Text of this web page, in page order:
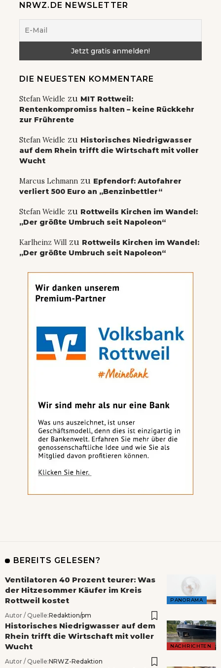
NRWZ.DE NEWSLETTER
DIE NEUESTEN KOMMENTARE
Stefan Weidle zu MIT Rottweil:
Rentenkompromiss halten – keine Rückkehr
zur Frührente
Stefan Weidle zu Historisches Niedrigwasser
auf dem Rhein trifft die Wirtschaft mit voller
Wucht
Marcus Lehmann zu Epfendorf: Autofahrer
verliert 500 Euro an „Benzinbettler“
Stefan Weidle zu Rottweils Kirchen im Wandel:
„Der größte Umbruch seit Napoleon“
Karlheinz Will zu Rottweils Kirchen im Wandel:
„Der größte Umbruch seit Napoleon“
BEREITS GELESEN?
PANORAMA
Ventilatoren 40 Prozent teurer: Was
der Hitzesommer Käufer im Kreis
Rottweil kostet
Autor / Quelle:Redaktion/pm
NACHRICHTEN
Historisches Niedrigwasser auf dem
Rhein trifft die Wirtschaft mit voller
Wucht
Autor / Quelle:NRWZ-Redaktion